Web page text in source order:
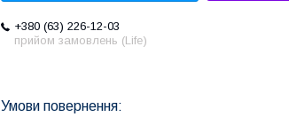
+380 (63) 226-12-03
прийом замовлень (Life)